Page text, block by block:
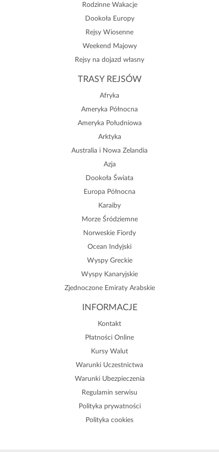
Rodzinne Wakacje
Dookoła Europy
Rejsy Wiosenne
Weekend Majowy
Rejsy na dojazd własny
TRASY REJSÓW
Afryka
Ameryka Północna
Ameryka Południowa
Arktyka
Australia i Nowa Zelandia
Azja
Dookoła Świata
Europa Północna
Karaiby
Morze Śródziemne
Norweskie Fiordy
Ocean Indyjski
Wyspy Greckie
Wyspy Kanaryjskie
Zjednoczone Emiraty Arabskie
INFORMACJE
Kontakt
Płatności Online
Kursy Walut
Warunki Uczestnictwa
Warunki Ubezpieczenia
Regulamin serwisu
Polityka prywatności
Polityka cookies